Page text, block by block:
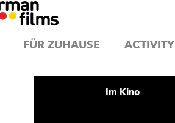
FÜR ZUHAUSE ACTIVITY
Im Kino